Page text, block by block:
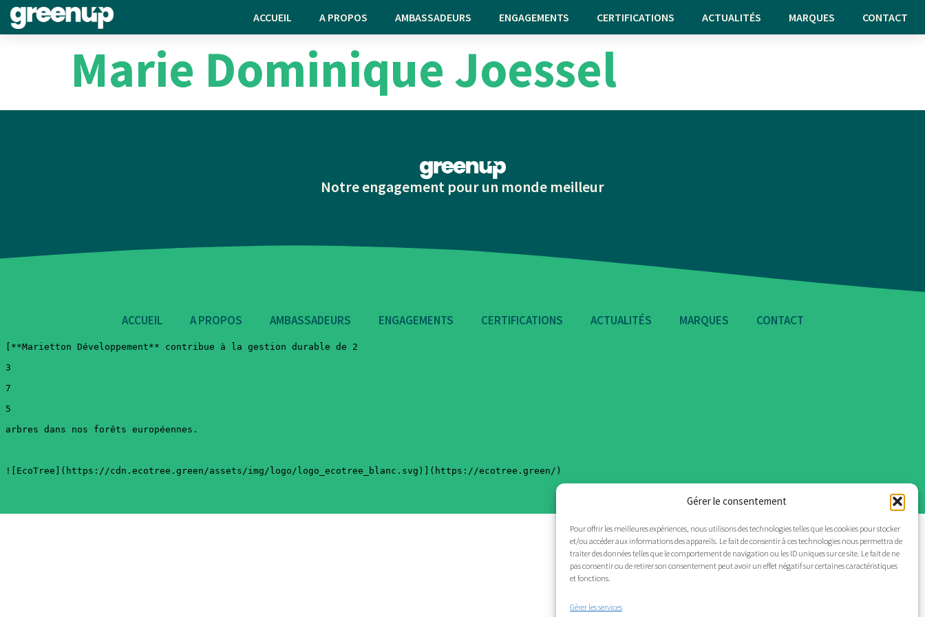
Gérer le consentement
Pour offrir les meilleures expériences, nous utilisons des technologies telles que les cookies pour stocker
et/ou accéder aux informations des appareils. Le fait de consentir à ces technologies nous permettra de
traiter des données telles que le comportement de navigation ou les ID uniques sur ce site. Le fait de ne
pas consentir ou de retirer son consentement peut avoir un effet négatif sur certaines caractéristiques
et fonctions.
Gérer les services
ACCUEIL A PROPOS AMBASSADEURS ENGAGEMENTS CERTIFICATIONS ACTUALITÉS MARQUES CONTACT
Marie Dominique Joessel
Notre engagement pour un monde meilleur
ACCUEIL A PROPOS AMBASSADEURS ENGAGEMENTS CERTIFICATIONS ACTUALITÉS MARQUES CONTACT